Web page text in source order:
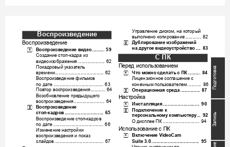
Управление диском , на который
Воспроизведение выполнено копирование 82
Воспроизведение [2] Дублирование изображений
на другое видеоустройство.... 83
[1] Воспроизведение видео 59
Создание стоп-кадра из С ПК
видеоизображения 62
Покадровый указатель Перед использованием
времени...... 62 [1] Что можно сделать с ПК 84
Воспроизведение фильмов Лицензионное соглашение с
по дате 63 конечным пользователем 86 Подготов
ка
Запи
сь
Повтор воспроизведения............ 64 [2] Операционная среда 87
Возобновление предыдущего Настройка
воспроизведения 64
[1] Инсталляция 90
[2] Воспроизведение
[2] Подключение к
стоп-кадров ................................ 65 персональному компьютеру... 92
Воспроизведение стоп-кадров
О дисплее ПК 94
по дате 66
Использование с ПК
Изменение настройки
воспроизведения и показ [1] Включение VideoCam
слайдов ........................................ 67 Suite 3.0 95